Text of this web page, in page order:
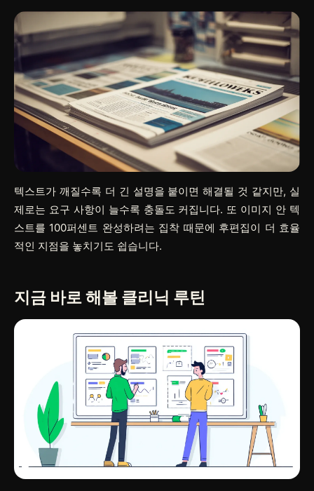
텍스트가 깨질수록 더 긴 설명을 붙이면 해결될 것 같지만, 실
제로는 요구 사항이 늘수록 충돌도 커집니다. 또 이미지 안 텍
스트를 100퍼센트 완성하려는 집착 때문에 후편집이 더 효율
적인 지점을 놓치기도 쉽습니다.
지금 바로 해볼 클리닉 루틴